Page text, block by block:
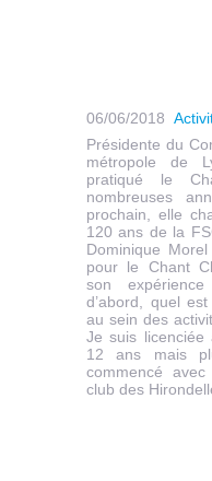
06/06/2018
Présidente du
métropole de
pratiqué le
nombreuses
prochain, elle
120 ans de la
Dominique
pour le Chant
son
d’abord, quel
au sein des
Je suis licenciée
12 ans mais
commencé
club des